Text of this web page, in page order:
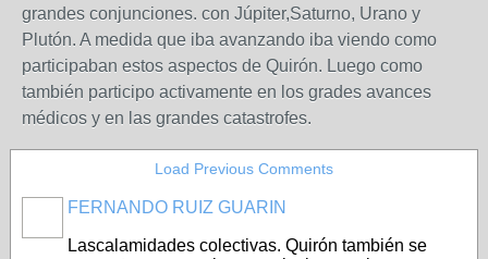
grandes conjunciones. con Júpiter,Saturno, Urano y
Plutón. A medida que iba avanzando iba viendo como
participaban estos aspectos de Quirón. Luego como
también participo activamente en los grades avances
médicos y en las grandes catastrofes.
Load Previous Comments
FERNANDO RUIZ GUARIN
Lascalamidades colectivas. Quirón también se